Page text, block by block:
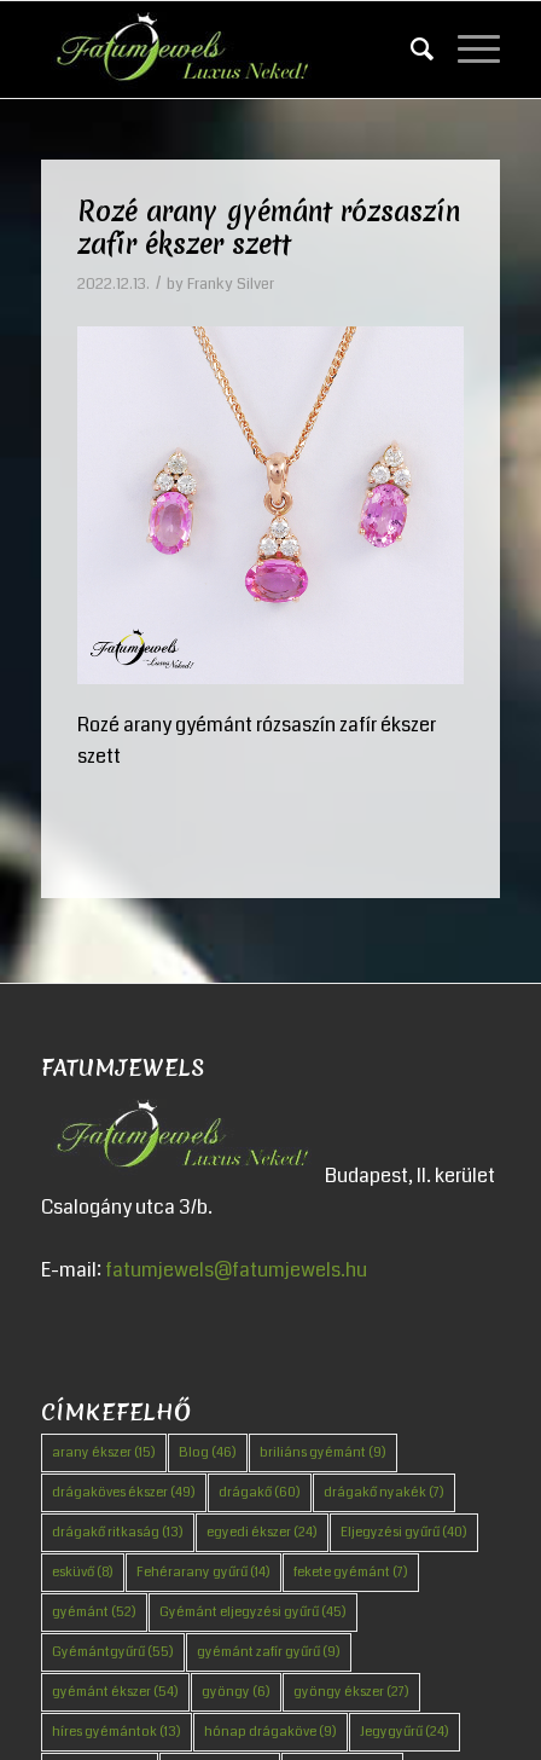
Rozé arany gyémánt rózsaszín
zafír ékszer szett
2022.12.13. / by Franky Silver
Rozé arany gyémánt rózsaszín zafír ékszer
szett
FATUMJEWELS
Budapest, II. kerület
Csalogány utca 3/b.
E-mail: fatumjewels@fatumjewels.hu
CÍMKEFELHŐ
arany ékszer(15) Blog (46) briliáns gyémánt (9)
drágaköves ékszer(49) drágakő(60) drágakő nyakék(7)
drágakő ritkaság (13) egyedi ékszer(24) Eljegyzési gyűrű(40)
esküvő(8) Fehérarany gyűrű(14) fekete gyémánt (7)
gyémánt (52) Gyémánt eljegyzési gyűrű(45)
Gyémántgyűrű(55) gyémánt zafír gyűrű(9)
gyémánt ékszer(54) gyöngy (6) gyöngy ékszer(27)
híres gyémántok(13) hónap drágaköve(9) Jegygyűrű(24)